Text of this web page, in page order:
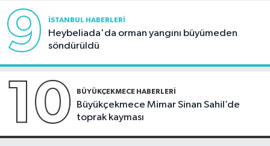
9 İSTANBUL HABERLERI
Heybeliada'da orman yangını büyümeden
söndürüldü
10 BÜYÜKÇEKMECE HABERLERI
Büyükçekmece Mimar Sinan Sahil’de
toprak kayması